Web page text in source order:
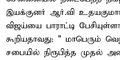
இயக்குனர் ஆர்.வி
விஜய்யை பாராட்டி
கூறியதாவது: " மாபெரும்
சபையில் நிரூபித்த முதல்